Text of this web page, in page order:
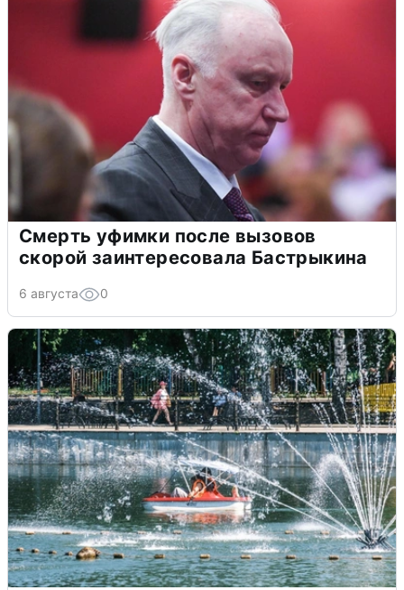
Смерть уфимки после вызовов
скорой заинтересовала Бастрыкина
6 августа 0